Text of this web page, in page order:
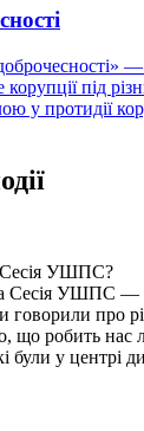
під
у протидії
УШПС?
Сесія УШПС —
говорили про
що робить нас
були у центрі